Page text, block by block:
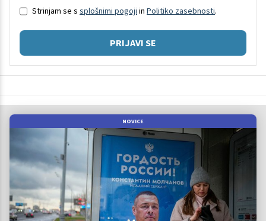
Strinjam se s splošnimi pogoji in Politiko zasebnosti.
PRIJAVI SE
NOVICE